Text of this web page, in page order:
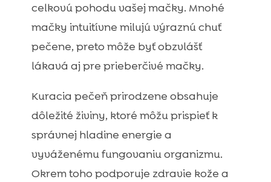
celkovú pohodu vašej mačky. Mnohé
mačky intuitívne milujú výraznú chuť
pečene, preto môže byť obzvlášť
lákavá aj pre prieberčivé mačky.
Kuracia pečeň prirodzene obsahuje
dôležité živiny, ktoré môžu prispieť k
správnej hladine energie a
vyváženému fungovaniu organizmu.
Okrem toho podporuje zdravie kože a